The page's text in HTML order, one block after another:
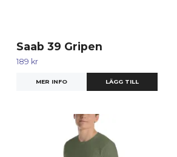
Saab 39 Gripen
189 kr
MER INFO LÄGG TILL